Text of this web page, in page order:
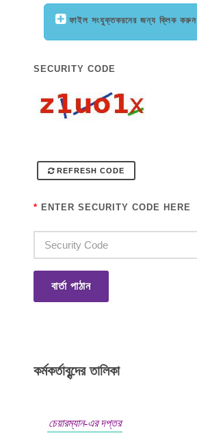
ফাইল সংযুক্তকরনের জন্য ক্লিক করুন
SECURITY CODE
REFRESH CODE
* ENTER SECURITY CODE HERE
বার্তা পাঠান
কর্মকর্তাবৃন্দের তালিকা
চেয়ারম্যান-এর দপ্তর